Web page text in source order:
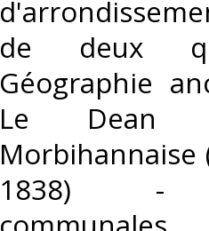
de deux
Géographie
Le Dean
Morbihannaise
1838) -